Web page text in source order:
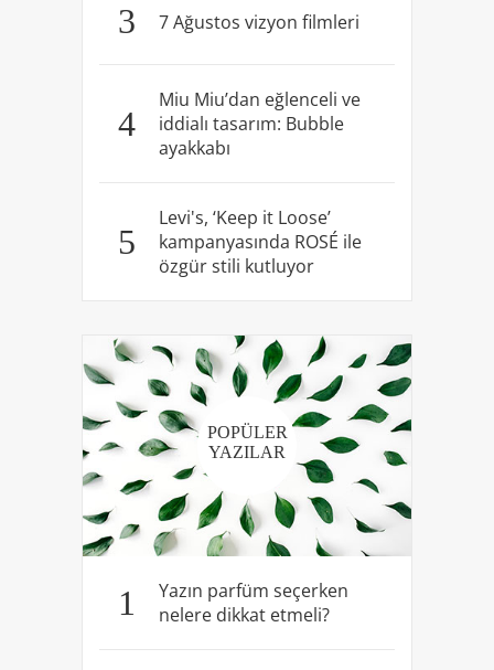
3 7 Ağustos vizyon filmleri
4
Miu Miu’dan eğlenceli ve
iddialı tasarım: Bubble
ayakkabı
5
Levi's, ‘Keep it Loose’
kampanyasında ROSÉ ile
özgür stili kutluyor
POPÜLER
YAZILAR
1
Yazın parfüm seçerken
nelere dikkat etmeli?